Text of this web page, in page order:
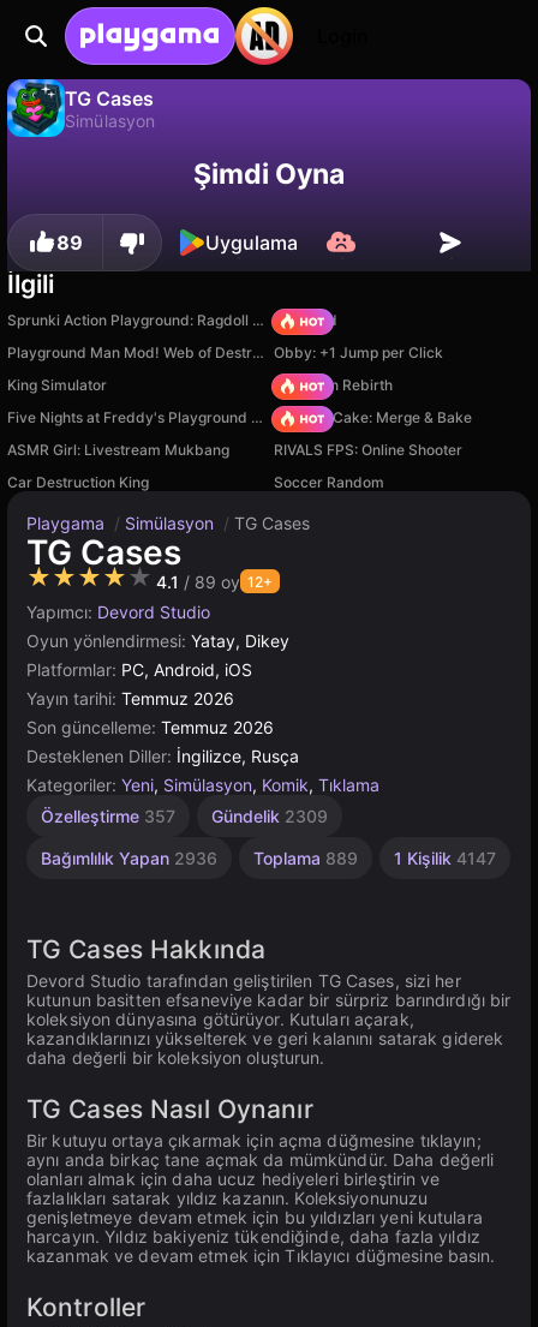
TG Cases
Simülasyon
İlerlemeyi kaydet! Hayır
Şimdi Oyna
89 Uygulama
İlgili
Sprunki Action Playground: Ragdoll Sandbox TB World
Playground Man Mod! Web of Destruction! Obby: +1 Jump per Click
King Simulator
Stickman Rebirth
Five Nights at Freddy's Playground Sandbox
Piece of Cake: Merge & Bake
ASMR Girl: Livestream Mukbang
RIVALS FPS: Online Shooter
Car Destruction King
Soccer Random
Playgama / Simülasyon / TG Cases
TG Cases
★★★★★ 4.1 / 89 oy 12+
Yapımcı: Devord Studio
Oyun yönlendirmesi: Yatay, Dikey
Platformlar: PC, Android, iOS
Yayın tarihi: Temmuz 2026
Son güncelleme: Temmuz 2026
Desteklenen Diller: İngilizce, Rusça
Kategoriler: Yeni, Simülasyon, Komik, Tıklama
Özelleştirme 357 Gündelik 2309
Bağımlılık Yapan 2936 Toplama 889 1 Kişilik 4147
TG Cases Hakkında
Devord Studio tarafından geliştirilen TG Cases, sizi her
kutunun basitten efsaneviye kadar bir sürpriz barındırdığı bir
koleksiyon dünyasına götürüyor. Kutuları açarak,
kazandıklarınızı yükselterek ve geri kalanını satarak giderek
daha değerli bir koleksiyon oluşturun.
TG Cases Nasıl Oynanır
Bir kutuyu ortaya çıkarmak için açma düğmesine tıklayın;
aynı anda birkaç tane açmak da mümkündür. Daha değerli
olanları almak için daha ucuz hediyeleri birleştirin ve
fazlalıkları satarak yıldız kazanın. Koleksiyonunuzu
genişletmeye devam etmek için bu yıldızları yeni kutulara
harcayın. Yıldız bakiyeniz tükendiğinde, daha fazla yıldız
kazanmak ve devam etmek için Tıklayıcı düğmesine basın.
Kontroller